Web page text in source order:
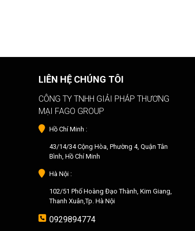
LIÊN HỆ CHÚNG TÔI
CÔNG TY TNHH GIẢI PHÁP THƯƠNG
MẠI FAGO GROUP
Hồ Chí Minh :
43/14/34 Cộng Hòa, Phường 4, Quận Tân
Bình, Hồ Chí Minh
Hà Nội :
102/51 Phố Hoàng Đạo Thành, Kim Giang,
Thanh Xuân,Tp. Hà Nội
0929894774